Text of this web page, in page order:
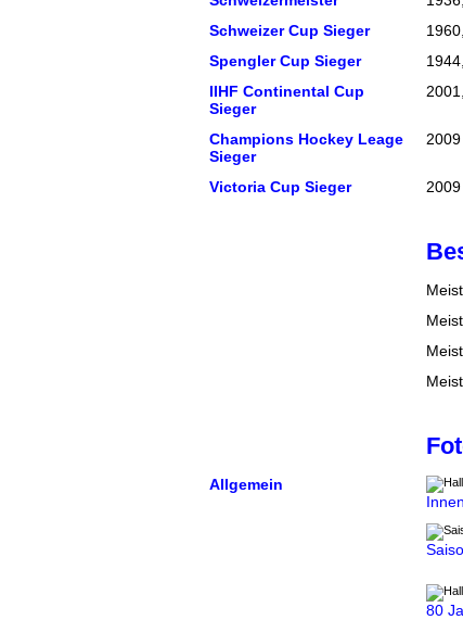
Schweizer Cup Sieger
Spengler Cup Sieger
IIHF Continental Cup
Sieger
Champions Hockey Leage
Sieger
2009
Victoria Cup Sieger 2009
Allgemein
80